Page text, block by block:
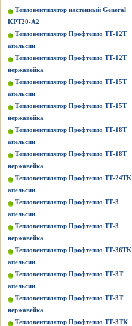
Тепловентилятор настенный General
KPT20-A2
Тепловентилятор Профтепло ТТ-12Т
апельсин
Тепловентилятор Профтепло ТТ-12Т
нержавейка
Тепловентилятор Профтепло ТТ-15Т
апельсин
Тепловентилятор Профтепло ТТ-15Т
нержавейка
Тепловентилятор Профтепло ТТ-18Т
апельсин
Тепловентилятор Профтепло ТТ-18Т
нержавейка
Тепловентилятор Профтепло ТТ-24ТК
апельсин
Тепловентилятор Профтепло ТТ-3
апельсин
Тепловентилятор Профтепло ТТ-3
нержавейка
Тепловентилятор Профтепло ТТ-36ТК
апельсин
Тепловентилятор Профтепло ТТ-3Т
апельсин
Тепловентилятор Профтепло ТТ-3Т
нержавейка
Тепловентилятор Профтепло ТТ-3ТК